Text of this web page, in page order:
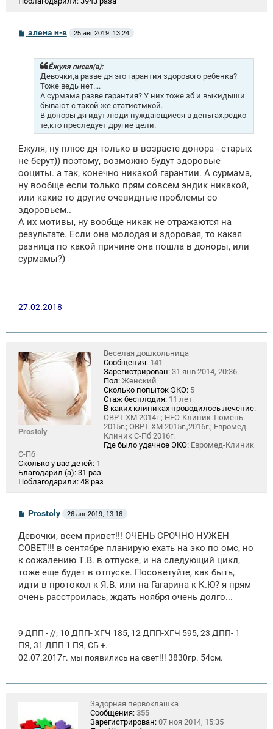
Салена н-в 25 авг 2019, 13:24
Ёжуля писал(а):
Девочки,а разве дя это гарантия здорового ребенка?
Тоже ведь нет....
А сурмама разве гарантия? У них тоже зб и выкидыши
бывают с такой же статистмкой.
В доноры дя идут люди нуждающиеся в деньгах.редко
те,кто преследует другие цели.
Ежуля, ну плюс дя только в возрасте донора - старых
не берут)) поэтому, возможно будут здоровые
ооциты. а так, конечно никакой гарантии. А сурмама,
ну вообще если только прям совсем эндик никакой,
или какие то другие очевидные проблемы со
здоровьем..
А их мотивы, ну вообще никак не отражаются на
результате. Если она молодая и здоровая, то какая
разница по какой причине она пошла в доноры, или
сурмамы?)
27.02.2018
Prostoly
Веселая дошкольница
Сообщения: 141
Зарегистрирован: 31 янв 2014, 20:36
Пол: Женский
Сколько попыток ЭКО: 5
Стаж бесплодия: 11 лет
В каких клиниках проводилось лечение:
ОВРТ ХМ 2014г.; НЕО-Клиник Тюмень
2015г.; ОВРТ ХМ 2015г.,2016г.; Евромед-
Клиник С-Пб 2016г.
Где было удачное ЭКО: Евромед-Клиник
С-Пб
Сколько у вас детей: 1
Благодарил (а): 31 раз
Поблагодарили: 48 раз
С
б
щ
н
и
Prostoly 26 авг 2019, 13:16
Девочки, всем привет!!! ОЧЕНЬ СРОЧНО НУЖЕН
СОВЕТ!!! в сентябре планирую ехать на эко по омс, но
к сожалению Т.В. в отпуске, и на следующий цикл,
тоже еще будет в отпуске. Посоветуйте, как быть,
идти в протокол к Я.В. или на Гагарина к К.Ю? я прям
очень расстроилась, ждать ноября очень долго...
9 ДПП - //; 10 ДПП- ХГЧ 185, 12 ДПП-ХГЧ 595, 23 ДПП- 1
ПЯ, 31 ДПП 1 ПЯ, СБ +.
02.07.2017г. мы появились на свет!!! 3830гр. 54см.
Задорная первоклашка
Сообщения: 355
Зарегистрирован: 07 ноя 2014, 15:35